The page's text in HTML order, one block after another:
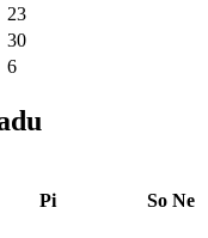
23
30
6
Pi So Ne